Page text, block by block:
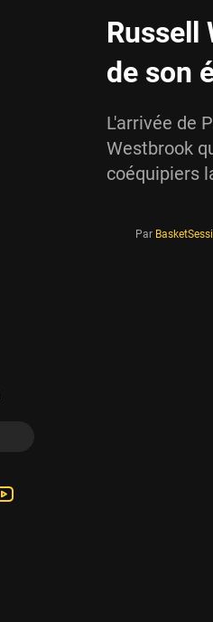
Russell
de son
L'arrivée de
Westbrook
coéquipiers
Par